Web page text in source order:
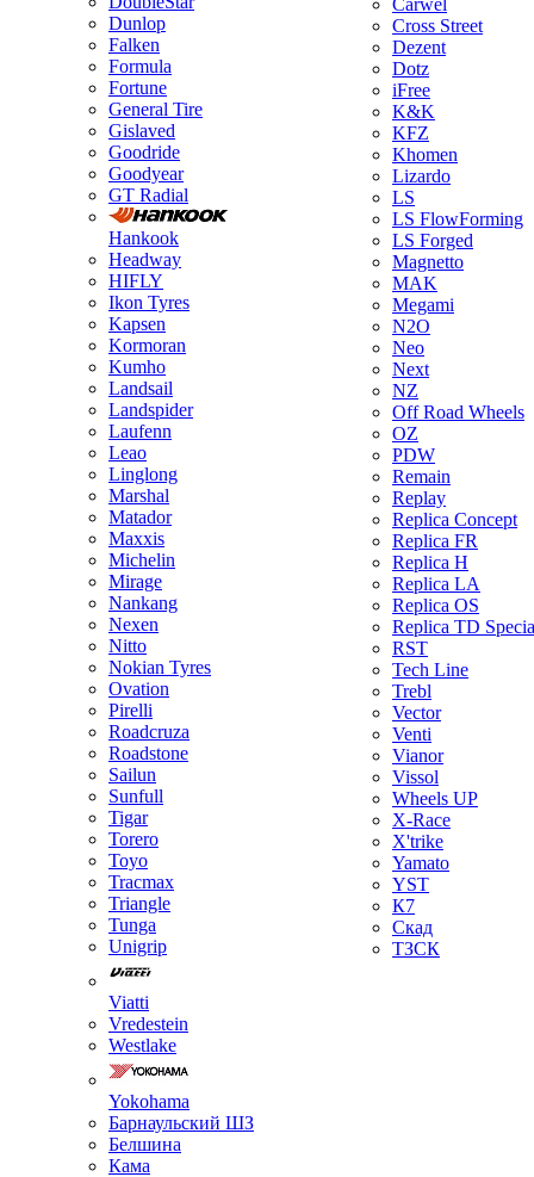
Dunlop
Falken
Formula
Fortune
General Tire
Gislaved
Goodride
Goodyear
GT Radial
Hankook
Headway
HIFLY
Ikon Tyres
Kapsen
Kormoran
Kumho
Landsail
Landspider
Laufenn
Leao
Linglong
Marshal
Matador
Maxxis
Michelin
Mirage
Nankang
Nexen
Nitto
Nokian Tyres
Ovation
Pirelli
Roadcruza
Roadstone
Sailun
Sunfull
Tigar
Torero
Toyo
Tracmax
Triangle
Tunga
Unigrip
Viatti
Vredestein
Westlake
Yokohama
Барнаульский ШЗ
Белшина
Кама
Carwel
Cross Street
Dezent
Dotz
iFree
K&K
KFZ
Khomen
Lizardo
LS
LS FlowForming
LS Forged
Magnetto
MAK
Megami
N2O
Neo
Next
NZ
Off Road Wheels
OZ
PDW
Remain
Replay
Replica Concept
Replica FR
Replica H
Replica LA
Replica OS
Replica TD
RST
Tech Line
Trebl
Vector
Venti
Vianor
Vissol
Wheels UP
X-Race
X'trike
Yamato
YST
К7
Скад
ТЗСК